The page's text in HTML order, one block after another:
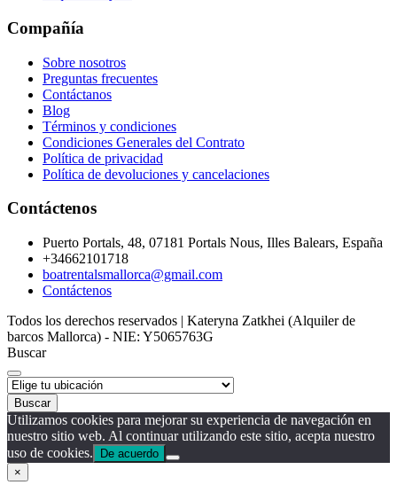
Compañía
Sobre nosotros
Preguntas frecuentes
Contáctanos
Blog
Términos y condiciones
Condiciones Generales del Contrato
Política de privacidad
Política de devoluciones y cancelaciones
Contáctenos
Puerto Portals, 48, 07181 Portals Nous, Illes Balears, España
+34662101718
boatrentalsmallorca@gmail.com
Contáctenos
Todos los derechos reservados | Kateryna Zatkhei (Alquiler de
barcos Mallorca) - NIE: Y5065763G
Buscar
Buscar
Utilizamos cookies para mejorar su experiencia de navegación en
nuestro sitio web. Al continuar utilizando este sitio, acepta nuestro
uso de cookies.
De acuerdo
×